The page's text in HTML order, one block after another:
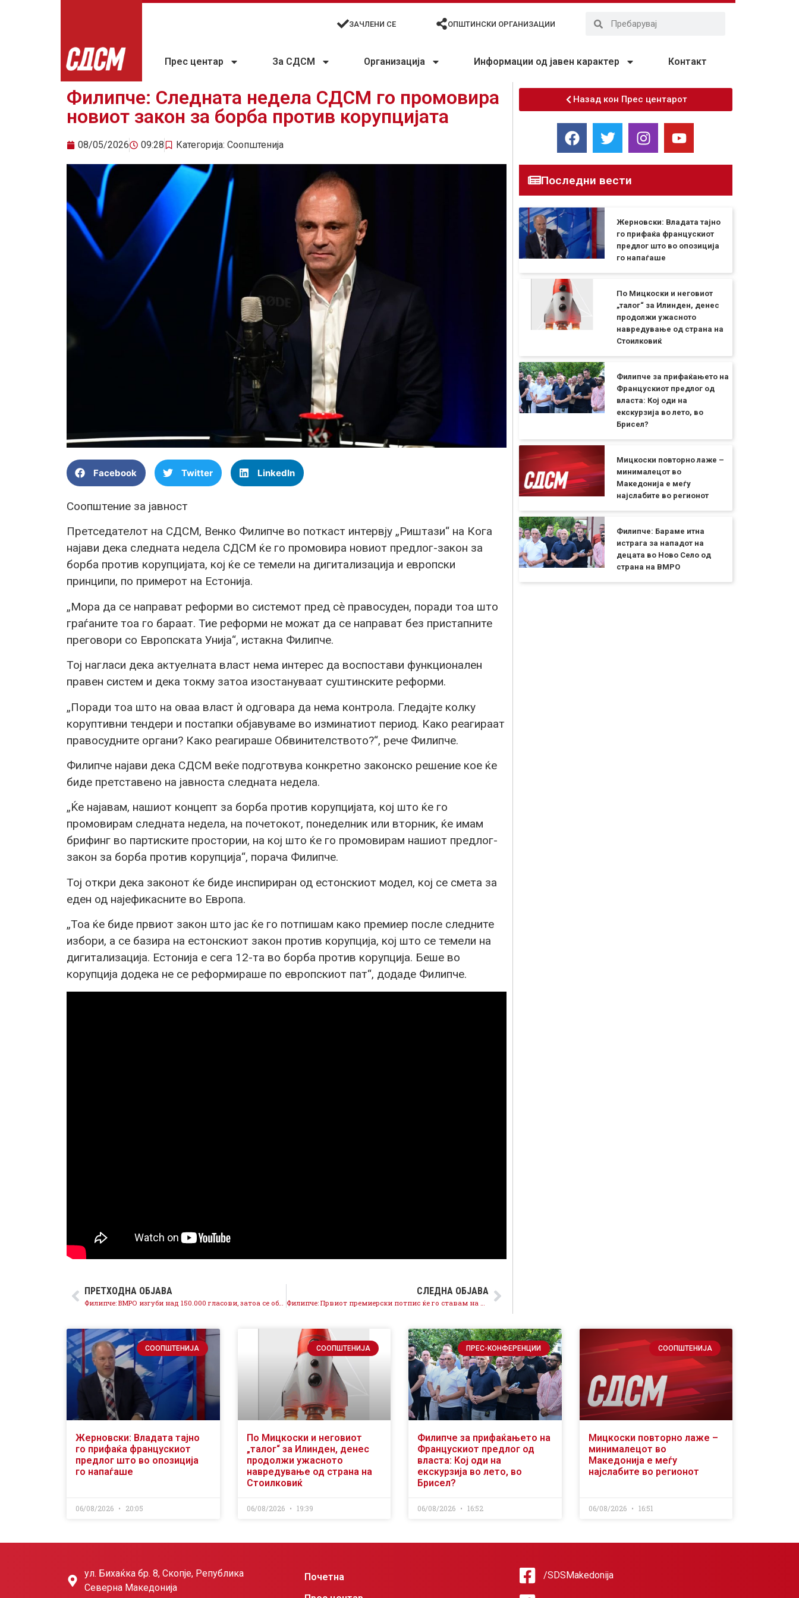
ЗАЧЛЕНИ СЕ ОПШТИНСКИ ОРГАНИЗАЦИИ
Прес центар За СДСМ Организација Информации од јавен карактер Контакт
Филипче: Следната недела СДСМ го промовира
новиот закон за борба против корупцијата
08/05/2026 09:28 Категорија: Соопштенија
Facebook Twitter LinkedIn
Соопштение за јавност
Претседателот на СДСМ, Венко Филипче во поткаст интервју „Риштази“ на Кога
најави дека следната недела СДСМ ќе го промовира новиот предлог-закон за
борба против корупцијата, кој ќе се темели на дигитализација и европски
принципи, по примерот на Естонија.
„Мора да се направат реформи во системот пред сѐ правосуден, поради тоа што
граѓаните тоа го бараат. Тие реформи не можат да се направат без пристапните
преговори со Европската Унија“, истакна Филипче.
Тој нагласи дека актуелната власт нема интерес да воспостави функционален
правен систем и дека токму затоа изостануваат суштинските реформи.
„Поради тоа што на оваа власт ѝ одговара да нема контрола. Гледајте колку
коруптивни тендери и постапки објавуваме во изминатиот период. Како реагираат
правосудните органи? Како реагираше Обвинителството?“, рече Филипче.
Филипче најави дека СДСМ веќе подготвува конкретно законско решение кое ќе
биде претставено на јавноста следната недела.
„Ќе најавам, нашиот концепт за борба против корупцијата, кој што ќе го
промовирам следната недела, на почетокот, понеделник или вторник, ќе имам
брифинг во партиските простории, на кој што ќе го промовирам нашиот предлог-
закон за борба против корупција“, порача Филипче.
Тој откри дека законот ќе биде инспириран од естонскиот модел, кој се смета за
еден од најефикасните во Европа.
„Тоа ќе биде првиот закон што јас ќе го потпишам како премиер после следните
избори, а се базира на естонскиот закон против корупција, кој што се темели на
дигитализација. Естонија е сега 12-та во борба против корупција. Беше во
корупција додека не се реформираше по европскиот пат“, додаде Филипче.
ПРЕТХОДНА ОБЈАВА СЛЕДНА ОБЈАВА
Назад кон Прес центарот
Последни вести
Жерновски: Владата тајно
го прифаќа францускиот
предлог што во опозиција
го напаѓаше
По Мицкоски и неговиот
„талог“ за Илинден, денес
продолжи ужасното
навредување од страна на
Стоилковиќ
Филипче за прифаќањето на
Францускиот предлог од
власта: Кој оди на
екскурзија во лето, во
Брисел?
Мицкоски повторно лаже –
минималецот во
Македонија е меѓу
најслабите во регионот
Филипче: Бараме итна
истрага за нападот на
децата во Ново Село од
страна на ВМРО
СООПШТЕНИЈА
Жерновски: Владата тајно
го прифаќа францускиот
предлог што во опозиција
го напаѓаше
06/08/2026 20:05
СООПШТЕНИЈА
По Мицкоски и неговиот
„талог“ за Илинден, денес
продолжи ужасното
навредување од страна на
Стоилковиќ
06/08/2026 19:39
ПРЕС-КОНФЕРЕНЦИИ
Филипче за прифаќањето на
Францускиот предлог од
власта: Кој оди на
екскурзија во лето, во
Брисел?
06/08/2026 16:52
СООПШТЕНИЈА
Мицкоски повторно лаже –
минималецот во
Македонија е меѓу
најслабите во регионот
06/08/2026 16:51
ул. Бихаќка бр. 8, Скопје, Република
Северна Македонија
Почетна
/SDSMakedonija